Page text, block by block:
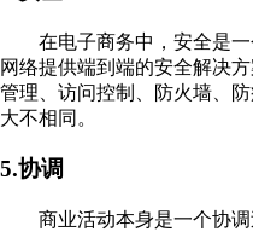
在电子商务中，安全是一
网络提供端到端的安全解决
管理、访问控制、防火墙、
大不相同。
5.协调
商业活动本身是一个协调